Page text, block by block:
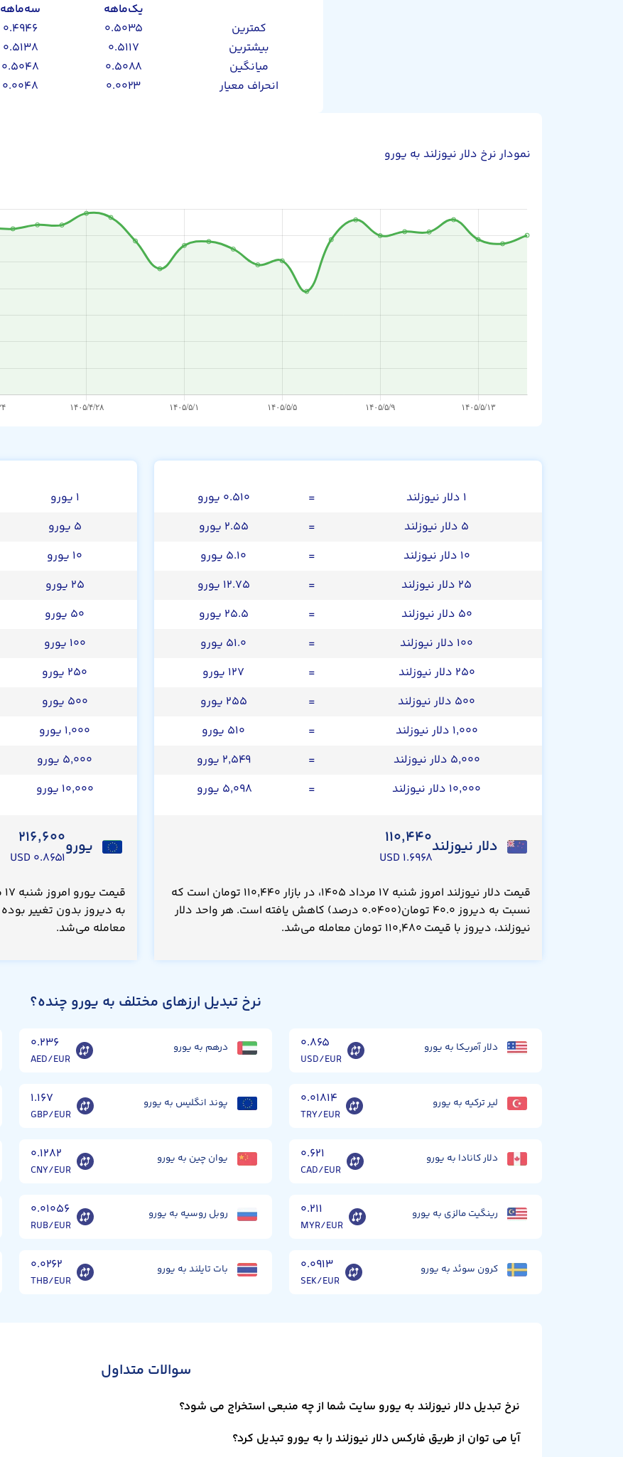
یک‌ماهه
سه‌ماهه
کمترین
۰.۵۰۳۵
۰.۴۹۴۶
بیشترین
۰.۵۱۱۷
۰.۵۱۳۸
میانگین
۰.۵۰۸۸
۰.۵۰۴۸
انحراف معیار
۰.۰۰۲۳ ۰.۰۰۴۸
نمودار نرخ دلار نیوزلند به یورو
۱ دلار نیوزلند =
۰.۵۱۰ یورو
۵ دلار نیوزلند
=
۲.۵۵ یورو
۱۰ دلار نیوزلند
=
۵.۱۰ یورو
۲۵ دلار نیوزلند
=
۱۲.۷۵ یورو
۵۰ دلار نیوزلند
=
۲۵.۵ یورو
۱۰۰ دلار نیوزلند
=
۵۱.۰ یورو
۲۵۰ دلار نیوزلند
=
۱۲۷ یورو
۵۰۰ دلار نیوزلند
=
۲۵۵ یورو
۱,۰۰۰ دلار نیوزلند
=
۵۱۰ یورو
۵,۰۰۰ دلار نیوزلند
=
۲,۵۴۹ یورو
۱۰,۰۰۰ دلار نیوزلند
= ۵,۰۹۸ یورو
دلار نیوزلند۱۱۰,۴۴۰
۱.۶۹۶۸ USD
قیمت دلار نیوزلند امروز شنبه ۱۷ مرداد ۱۴۰۵، در بازار ۱۱۰,۴۴۰ تومان است که
نسبت به دیروز ۴۰.۰ تومان(۰.۰۴۰۰ درصد) کاهش یافته است. هر واحد دلار
نیوزلند، دیروز با قیمت ۱۱۰,۴۸۰ تومان معامله می‌شد.
۱ یورو
۵ یورو
۱۰ یورو
۲۵ یورو
۵۰ یورو
۱۰۰ یورو
۲۵۰ یورو
۵۰۰ یورو
۱,۰۰۰ یورو
۵,۰۰۰ یورو
۱۰,۰۰۰ یورو
یورو۲۱۶,۶۰۰
۰.۸۶۵۱ USD
معامله می‌شد.
نرخ تبدیل ارزهای مختلف به یورو چنده؟
دلار آمریکا به یورو ۰.۸۶۵
USD/EUR
درهم به یورو ۰.۲۳۶
AED/EUR
لیر ترکیه به یورو ۰.۰۱۸۱۴
TRY/EUR
پوند انگلیس به یورو ۱.۱۶۷
GBP/EUR
دلار کانادا به یورو ۰.۶۲۱
CAD/EUR
یوان چین به یورو ۰.۱۲۸۲
CNY/EUR
رینگیت مالزی به یورو ۰.۲۱۱
MYR/EUR
روبل روسیه به یورو ۰.۰۱۰۵۶
RUB/EUR
کرون سوئد به یورو ۰.۰۹۱۳
SEK/EUR
بات تایلند به یورو ۰.۰۲۶۲
THB/EUR
سوالات متداول
نرخ تبدیل دلار نیوزلند به یورو سایت شما از چه منبعی استخراج می شود؟
آیا می توان از طریق فارکس دلار نیوزلند را به یورو تبدیل کرد؟